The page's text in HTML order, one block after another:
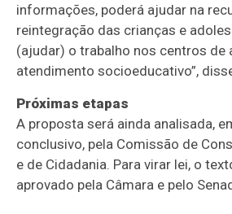
informações, poderá ajudar na
reintegração das crianças e
(ajudar) o trabalho nos centros de
atendimento socioeducativo”,
Próximas etapas
A proposta será ainda analisada,
conclusivo, pela Comissão de
e de Cidadania. Para virar lei, o
aprovado pela Câmara e pelo